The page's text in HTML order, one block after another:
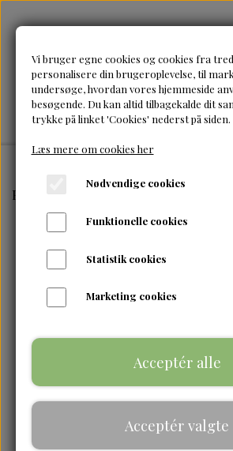
Forside Inahsi
Vi bruger egne cookies og cookies fra
personalisere din brugeroplevelse, til
undersøge, hvordan vores hjemmeside
besøgende. Du kan altid tilbagekalde dit
trykke på linket 'Cookies' nederst på siden.
Læs mere om cookies her
Nødvendige cookies
Funktionelle cookies
Statistik cookies
Marketing cookies
Acceptér alle
Acceptér valgte